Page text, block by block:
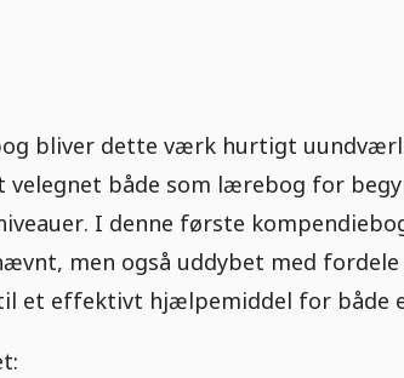
bliver dette værk hurtigt
både som lærebog for
I denne første
men også uddybet med
et effektivt hjælpemiddel for både